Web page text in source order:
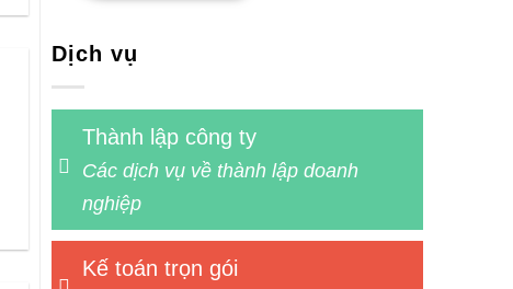
Dịch vụ
Thành lập công ty
Các dịch vụ về thành lập doanh
nghiệp
Kế toán trọn gói